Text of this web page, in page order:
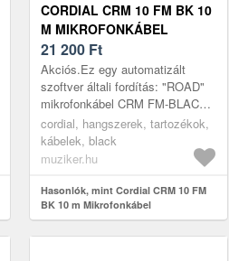
CORDIAL CRM 10 FM BK 10
M MIKROFONKÁBEL
21 200 Ft
Akciós.Ez egy automatizált
szoftver általi fordítás: "ROAD"
mikrofonkábel CRM FM-BLACK -
kifejezetten a PA és az utazási
társaságok igényeihez igazítva.
A...
cordial, hangszerek, tartozékok,
kábelek, black
muziker.hu
Hasonlók, mint Cordial CRM 10 FM
BK 10 m Mikrofonkábel